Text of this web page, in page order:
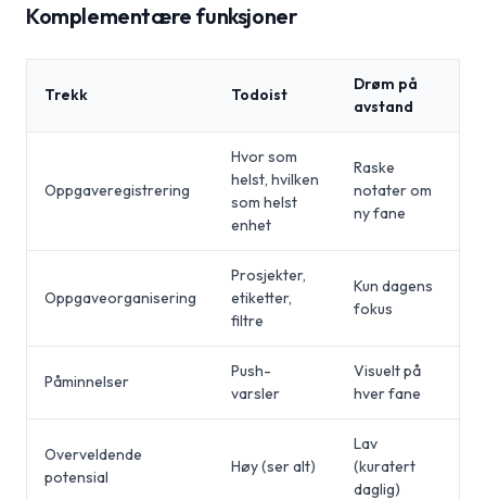
Komplementære funksjoner
Trekk Todoist
Drøm på
avstand
Oppgaveregistrering
Hvor som
helst, hvilken
som helst
enhet
Raske
notater om
ny fane
Oppgaveorganisering
Prosjekter,
etiketter,
filtre
Kun dagens
fokus
Påminnelser
Push-
varsler
Visuelt på
hver fane
Overveldende
potensial
Høy (ser alt)
Lav
(kuratert
daglig)